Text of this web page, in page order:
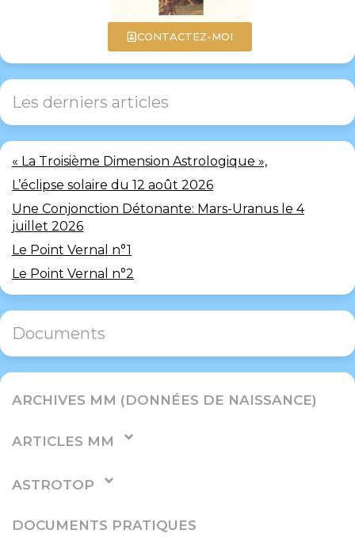
CONTACTEZ-MOI
Les derniers articles
« La Troisième Dimension Astrologique »,
L’éclipse solaire du 12 août 2026
Une Conjonction Détonante: Mars-Uranus le 4
juillet 2026
Le Point Vernal n°1
Le Point Vernal n°2
Documents
ARCHIVES MM (DONNÉES DE NAISSANCE)
ARTICLES MM
ASTROTOP
DOCUMENTS PRATIQUES